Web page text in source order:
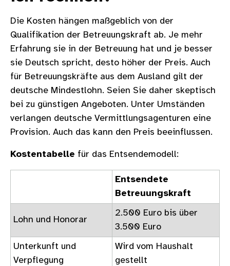
Die Kosten hängen maßgeblich von der
Qualifikation der Betreuungskraft ab. Je mehr
Erfahrung sie in der Betreuung hat und je besser
sie Deutsch spricht, desto höher der Preis. Auch
für Betreuungskräfte aus dem Ausland gilt der
deutsche Mindestlohn. Seien Sie daher skeptisch
bei zu günstigen Angeboten. Unter Umständen
verlangen deutsche Vermittlungsagenturen eine
Provision. Auch das kann den Preis beeinflussen.
Kostentabelle für das Entsendemodell:
Entsendete
Betreuungskraft
Lohn und Honorar
2.500 Euro bis über
3.500 Euro
Unterkunft und
Verpflegung
Wird vom Haushalt
gestellt